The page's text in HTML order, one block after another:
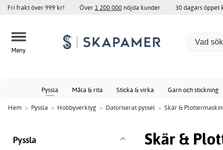
Fri frakt över 999 kr! Över1 200 000 nöjda kunder 30 dagars öppet
Meny
Pyssla Måla & rita Sticka & virka Garn och stickning
Hem > Pyssla > Hobbyverktyg > Datoriserat pyssel > Skär &
Skär &
Pyssla